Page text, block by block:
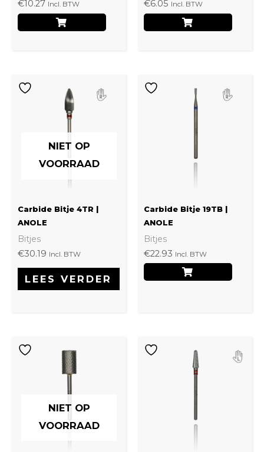
€10.27 Incl. BTW €6.05 Incl. BTW
NIET OP
VOORRAAD
Carbide Bitje 4TR |
ANOLE
Bitjes
€30.19 Incl. BTW
LEES VERDER
Carbide Bitje 19TB |
ANOLE
Bitjes
€22.93 Incl. BTW
NIET OP
VOORRAAD